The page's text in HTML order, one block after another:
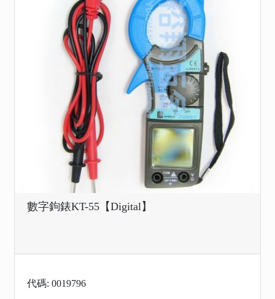
數字鉤錶KT-55【Digital】
代碼: 0019796